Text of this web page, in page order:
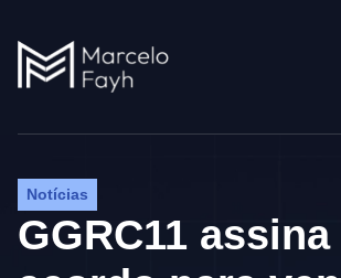
Notícias
GGRC11 assina